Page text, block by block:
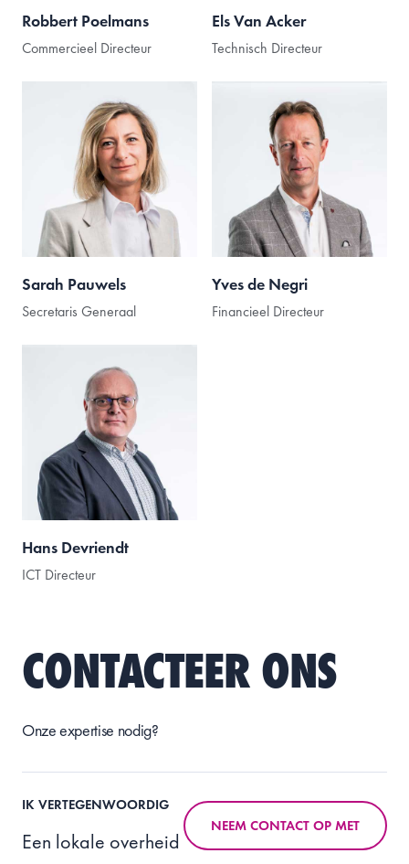
Robbert Poelmans
Commercieel Directeur
Els Van Acker
Technisch Directeur
Sarah Pauwels
Secretaris Generaal
Yves de Negri
Financieel Directeur
Hans Devriendt
ICT Directeur
CONTACTEER ONS
Onze expertise nodig?
IK VERTEGENWOORDIG
Een lokale overheid
NEEM CONTACT OP MET